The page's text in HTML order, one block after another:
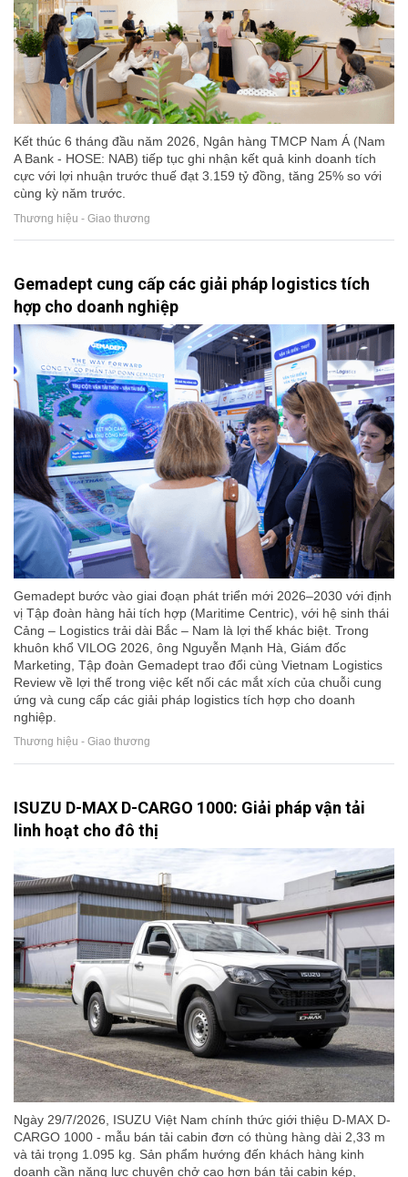
Kết thúc 6 tháng đầu năm 2026, Ngân hàng TMCP Nam Á (Nam
A Bank - HOSE: NAB) tiếp tục ghi nhận kết quả kinh doanh tích
cực với lợi nhuận trước thuế đạt 3.159 tỷ đồng, tăng 25% so với
cùng kỳ năm trước.
Thương hiệu - Giao thương
Gemadept cung cấp các giải pháp logistics tích
hợp cho doanh nghiệp
Gemadept bước vào giai đoạn phát triển mới 2026–2030 với định
vị Tập đoàn hàng hải tích hợp (Maritime Centric), với hệ sinh thái
Cảng – Logistics trải dài Bắc – Nam là lợi thế khác biệt. Trong
khuôn khổ VILOG 2026, ông Nguyễn Mạnh Hà, Giám đốc
Marketing, Tập đoàn Gemadept trao đổi cùng Vietnam Logistics
Review về lợi thế trong việc kết nối các mắt xích của chuỗi cung
ứng và cung cấp các giải pháp logistics tích hợp cho doanh
nghiệp.
Thương hiệu - Giao thương
ISUZU D-MAX D-CARGO 1000: Giải pháp vận tải
linh hoạt cho đô thị
Ngày 29/7/2026, ISUZU Việt Nam chính thức giới thiệu D-MAX D-
CARGO 1000 - mẫu bán tải cabin đơn có thùng hàng dài 2,33 m
và tải trọng 1.095 kg. Sản phẩm hướng đến khách hàng kinh
doanh cần năng lực chuyên chở cao hơn bán tải cabin kép,